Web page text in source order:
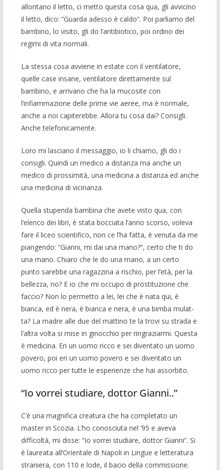
allontano il letto, ci metto questa cosa qua, gli avvicino
il letto, dico: “Guarda adesso è caldo”. Poi parliamo del
bambino, lo visito, gli do l’antibiotico, poi ordino dei
regimi di vita normali.
La stessa cosa avviene in estate con il ventilatore,
quelle case insane, ventilatore direttamente sul
bambino, e arrivano che ha la mucosite con
l’infiammazione delle prime vie aeree, ma è normale,
anche a noi capiterebbe. Allora tu cosa dai? Con­sigli.
Anche telefonicamente.
Loro mi la­sciano il messaggio, io li chiamo, gli do i
consigli. Quindi un medi­co a distanza ma anche un
medico di pros­simità, una medi­cina a distanza ed anche
una medicina di vicinanza.
Quella stupenda bambina che avete vi­sto qua, con
l’elenco dei libri, è stata boc­ciata l’anno scorso, voleva
fare il liceo scientifico, non ce l’ha fatta, è venuta da me
piangendo: “Gianni, mi dai una mano?”, certo che ti do
una mano. Chiaro che le do una mano, a un certo
punto sa­rebbe una ragazzina a rischio, per l’età, per la
bellezza, no? E io che mi occupo di prostituzione che
faccio? Non lo permetto a lei, lei che è nata qui, è
bianca, ed è nera, è bianca e nera, è una bimba mulat­
ta? La madre alle due del mattino te la trovi su strada e
l’altra volta si mise in gi­nocchio per ringraziarmi. Questa
è medi­cina. Eri un uomo ricco e sei diventato un uomo
povero, poi eri un uomo povero e sei diventato un
uomo ricco per tutte le esperienze che hai assorbito.
“Io vorrei studiare, dottor Gianni..”
C’è una magnifica creatura che ha com­pletato un
master in Scozia. L’ho cono­sciuta nel ’95 e aveva
difficoltà, mi disse: “Io vorrei studiare, dottor Gianni”. Si
è laureata all’Orientale di Napoli in Lingue e letteratura
straniera, con 110 e lode, il bacio della commissione.